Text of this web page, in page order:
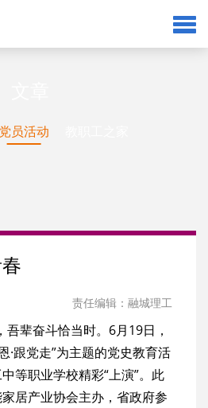
党员活动
责任编辑：融城理工
辈奋斗恰当时。6月19日，
·跟党走”为主题的党史教育活
等职业学校精彩“上演”。此
居产业协会主办，省政府参